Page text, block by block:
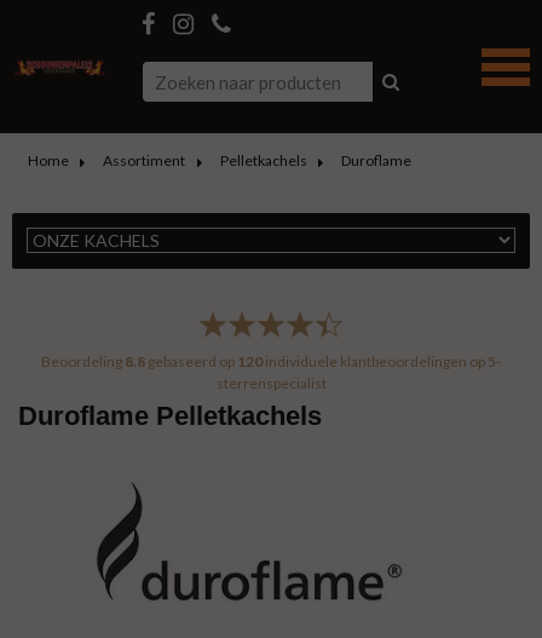
Home Assortiment Pelletkachels Duroflame
Beoordeling 8.8 gebaseerd op 120individuele klantbeoordelingen op 5-
sterrenspecialist
Duroflame Pelletkachels